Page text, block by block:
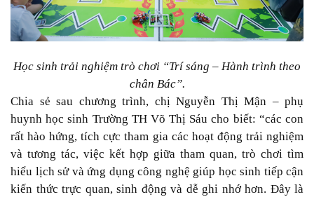
Học sinh trải nghiệm trò chơi “Trí sáng – Hành trình theo
chân Bác”.
Chia sẻ sau chương trình, chị Nguyễn Thị Mận – phụ
huynh học sinh Trường TH Võ Thị Sáu cho biết: “các con
rất hào hứng, tích cực tham gia các hoạt động trải nghiệm
và tương tác, việc kết hợp giữa tham quan, trò chơi tìm
hiểu lịch sử và ứng dụng công nghệ giúp học sinh tiếp cận
kiến thức trực quan, sinh động và dễ ghi nhớ hơn. Đây là